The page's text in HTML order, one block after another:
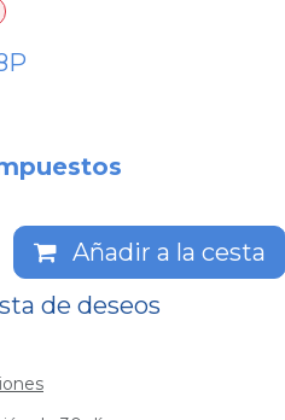
Añadir a la cesta
de deseos